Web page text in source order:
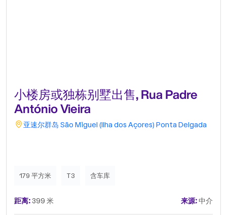
小楼房或独栋别墅出售, Rua Padre
António Vieira
亚速尔群岛 São Miguel (Ilha dos Açores) Ponta Delgada
179 平方米 T3 含车库
距离: 399 米 来源:中介